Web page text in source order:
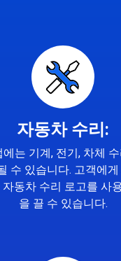
자동차 수리:
는 기계, 전기, 차체
수 있습니다. 고객에
동차 수리 로고를 사
을 끌 수 있습니다.